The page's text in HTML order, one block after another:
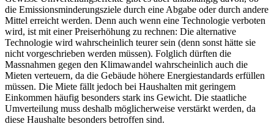
die Emissionsminderungsziele durch eine Abgabe oder durch andere
Mittel erreicht werden. Denn auch wenn eine Technologie verboten
wird, ist mit einer Preiserhöhung zu rechnen: Die alternative
Technologie wird wahrscheinlich teurer sein (denn sonst hätte sie
nicht vorgeschrieben werden müssen). Folglich dürften die
Massnahmen gegen den Klimawandel wahrscheinlich auch die
Mieten verteuern, da die Gebäude höhere Energiestandards erfüllen
müssen. Die Miete fällt jedoch bei Haushalten mit geringem
Einkommen häufig besonders stark ins Gewicht. Die staatliche
Umverteilung muss deshalb möglicherweise verstärkt werden, da
diese Haushalte besonders betroffen sind.